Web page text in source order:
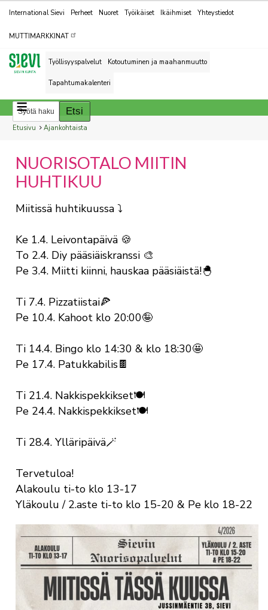
Kohderyhmät
International Sievi Perheet Nuoret Työikäiset Ikäihmiset Yhteystiedot
MUTTIMARKKINAT
Työllisyyspalvelut Kotoutuminen ja maahanmuutto
Tapahtumakalenteri
Breadcrumbs
You
here:
Etusivu Ajankohtaista
NUORISOTALO MIITIN
HUHTIKUU
Miitissä huhtikuussa ⤵️
Ke 1.4. Leivontapäivä 🍪
To 2.4. Diy pääsiäiskranssi 🎨
Pe 3.4. Miitti kiinni, hauskaa pääsiäistä!🐣
Ti 7.4. Pizzatiistai🍕
Pe 10.4. Kahoot klo 20:00🤪
Ti 14.4. Bingo klo 14:30 & klo 18:30🤩
Pe 17.4. Patukkabilis🍫
Ti 21.4. Nakkispekkikset🍽
Pe 24.4. Nakkispekkikset🍽
Ti 28.4. Ylläripäivä🪄
Tervetuloa!
Alakoulu ti-to klo 13-17
Yläkoulu / 2.aste ti-to klo 15-20 & Pe klo 18-22